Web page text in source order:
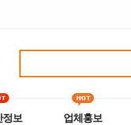
정보 업체홍보